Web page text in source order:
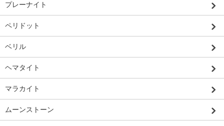
プレーナイト
ペリドット
ベリル
ヘマタイト
マラカイト
ムーンストーン